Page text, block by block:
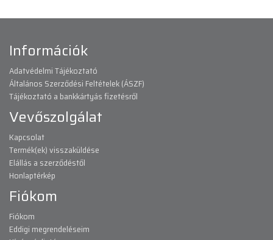
Információk
Adatvédelmi Tájékoztató
Általános Szerződési Feltételek (ÁSZF)
Tájékoztató a bankkártyás fizetésről
Vevőszolgálat
Kapcsolat
Termék(ek) visszaküldése
Elállás a szerződéstől
Honlaptérkép
Fiókom
Fiókom
Eddigi megrendeléseim